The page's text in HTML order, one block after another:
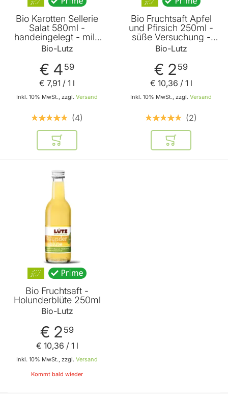
Bio Karotten Sellerie
Salat 580ml -
handeingelegt - mild
gewürzt - passt zu
jeder erdenklichen
Speise - Gemüse-
Variation von Bio Lutz
Bio-Lutz
€ 4 59
Inkl. 10% MwSt., zzgl. Versand
€ 7,91 / 1 l
4
In den Warenkorb
Bio Fruchtsaft Apfel
und Pfirsich 250ml -
süße Versuchung -
fruchtig - ideal für den
Sommer von Bio Lutz
Bio-Lutz
€ 2 59
Inkl. 10% MwSt., zzgl. Versand
€ 10,36 / 1 l
2
In den
Bio Fruchtsaft -
Holunderblüte 250ml
Bio-Lutz
€ 2 59
Inkl. 10% MwSt., zzgl. Versand
€ 10,36 / 1 l
Kommt bald wieder